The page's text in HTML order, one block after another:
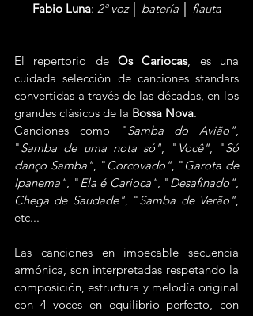
Fabio Luna: 2ª voz │ batería │ flauta
El repertorio de Os Cariocas, es una
cuidada selección de canciones standars
convertidas a través de las décadas, en los
grandes clásicos de la Bossa Nova.
Canciones como "Samba do Avião",
"Samba de uma nota só", " Você", "Só
danço Samba", " Corcovado", " Garota de
Ipanema", "Ela é Carioca", "Desafinado"
Chega de Saudade", "Samba de Verão",
etc...
Las canciones en impecable secuencia
armónica, son interpretadas respetando la
composición, estructura y melodía original
con 4 voces en equilibrio perfecto, con